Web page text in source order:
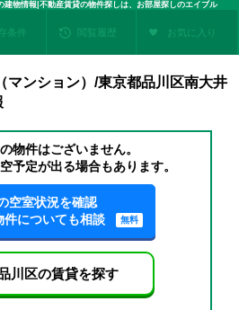
物情報|不動産賃貸の物件探しは、お部屋探しのエイブル
条件 閲覧履歴 お気に入り
マンション）/東京都品川区南大井
物件はございません。
予定が出る場合もあります。
空室状況を確認
件についても相談
無料
川区の賃貸を探す